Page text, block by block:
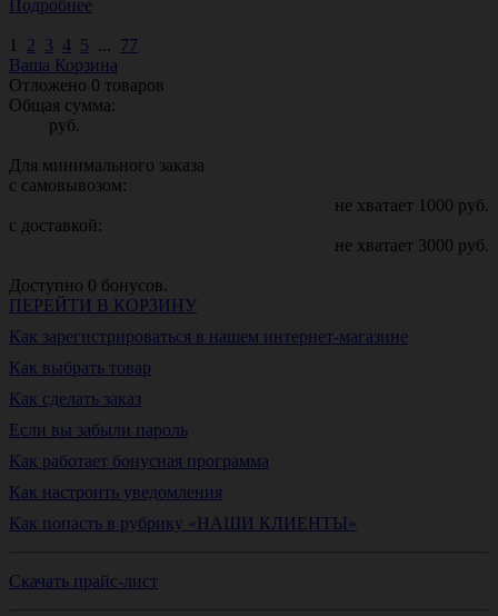
Подробнее
1 2 3 4 5 ... 77
Ваша Корзина
Отложено 0 товаров
Общая сумма:
руб.
Для минимального заказа
с самовывозом:
не хватает 1000 руб.
с доставкой:
не хватает 3000 руб.
Доступно 0 бонусов.
ПЕРЕЙТИ В КОРЗИНУ
Как зарегистрироваться в нашем интернет-магазине
Как выбрать товар
Как сделать заказ
Если вы забыли пароль
Как работает бонусная программа
Как настроить уведомления
Как попасть в рубрику «НАШИ КЛИЕНТЫ»
Скачать прайс-лист